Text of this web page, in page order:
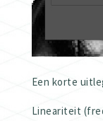
Een korte
Lineariteit